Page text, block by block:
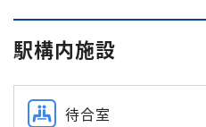
駅構内施設
待合室